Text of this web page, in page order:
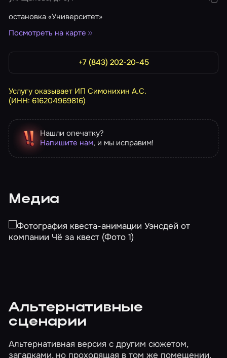
остановка «Университет»
Посмотреть на карте
+7 (843) 202-20-45
Услугу оказывает ИП Симонихин А.С.
(ИНН: 616204969816)
Нашли опечатку?
Напишите нам, и мы исправим!
Медиа
Альтернативные
сценарии
Альтернативная версия с другим сюжетом,
загадками, но проходящая в том же помещении.